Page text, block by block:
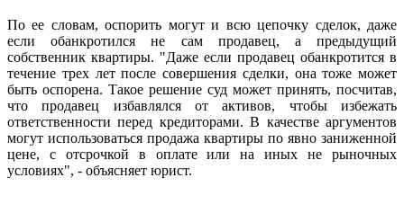
По ее словам, оспорить могут и всю цепочку сделок, даже
если обанкротился не сам продавец, а предыдущий
собственник квартиры. "Даже если продавец обанкротится в
течение трех лет после совершения сделки, она тоже может
быть оспорена. Такое решение суд может принять, посчитав,
что продавец избавлялся от активов, чтобы избежать
ответственности перед кредиторами. В качестве аргументов
могут использоваться продажа квартиры по явно заниженной
цене, с отсрочкой в оплате или на иных не рыночных
условиях", - объясняет юрист.